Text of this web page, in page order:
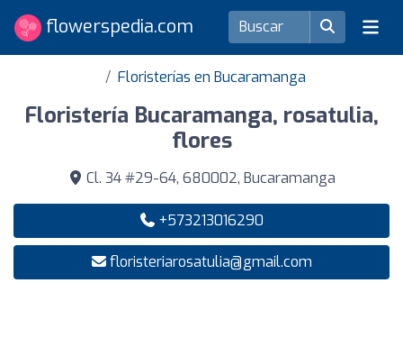
flowerspedia.com
Floristerías en Bucaramanga
Floristería Bucaramanga, rosatulia,
flores
Cl. 34 #29-64, 680002, Bucaramanga
+573213016290
floristeriarosatulia@gmail.com